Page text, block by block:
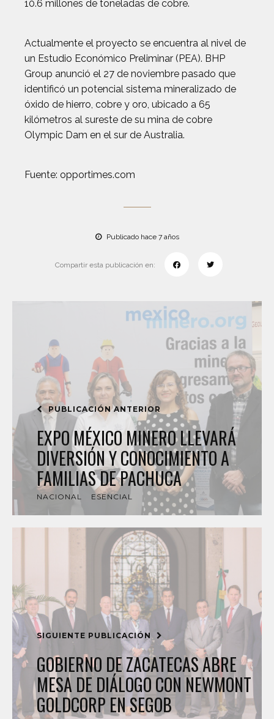
10.6 millones de toneladas de cobre.
Actualmente el proyecto se encuentra al nivel de
un Estudio Económico Preliminar (PEA). BHP
Group anunció el 27 de noviembre pasado que
identificó un potencial sistema mineralizado de
óxido de hierro, cobre y oro, ubicado a 65
kilómetros al sureste de su mina de cobre
Olympic Dam en el sur de Australia.
Fuente: opportimes.com
Publicado hace 7 años
Compartir esta publicación en:
PUBLICACIÓN ANTERIOR
EXPO MÉXICO MINERO LLEVARÁ
DIVERSIÓN Y CONOCIMIENTO A
FAMILIAS DE PACHUCA
NACIONAL ESENCIAL
SIGUIENTE PUBLICACIÓN
GOBIERNO DE ZACATECAS ABRE
MESA DE DIÁLOGO CON NEWMONT
GOLDCORP EN SEGOB